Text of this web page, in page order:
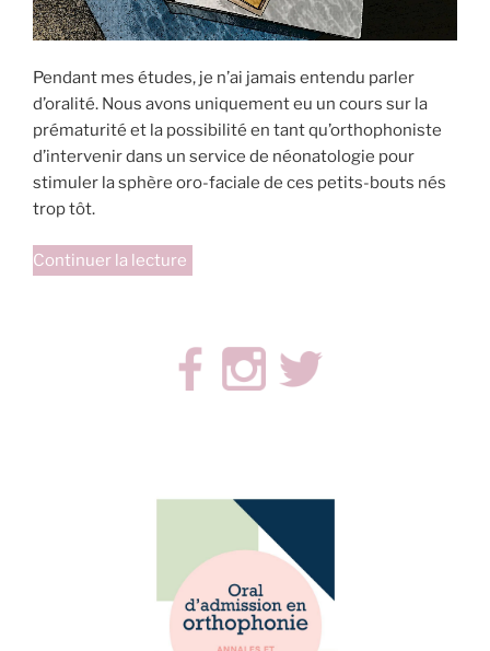
Pendant mes études, je n’ai jamais entendu parler
d’oralité. Nous avons uniquement eu un cours sur la
prématurité et la possibilité en tant qu’orthophoniste
d’intervenir dans un service de néonatologie pour
stimuler la sphère oro-faciale de ces petits-bouts nés
trop tôt.
Continuer la lecture
formations
en